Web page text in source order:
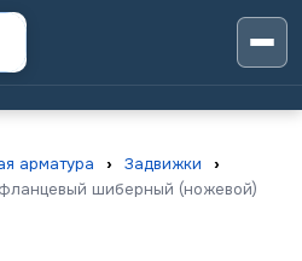
арматура › Задвижки
›
шиберный (ножевой)